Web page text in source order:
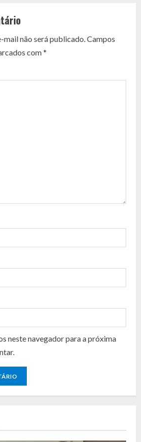
mail não será publicado.Campos
com*
neste navegador para a próxima